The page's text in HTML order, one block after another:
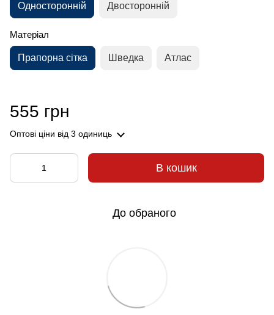
Односторонній Двосторонній
Матеріал
Прапорна сітка Шведка Атлас
555 грн
Оптові ціни від 3 одиниць
В кошик
До обраного